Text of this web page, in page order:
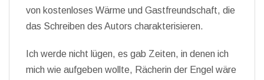
von kostenloses Wärme und Gastfreundschaft, die
das Schreiben des Autors charakterisieren.
Ich werde nicht lügen, es gab Zeiten, in denen ich
mich wie aufgeben wollte, Rächerin der Engel wäre